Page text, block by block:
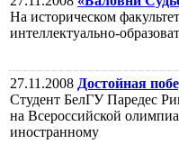
На историческом
интеллектуально-
27.11.2008 Достойная
Студент БелГУ Паредес
на Всероссийской
иностранному